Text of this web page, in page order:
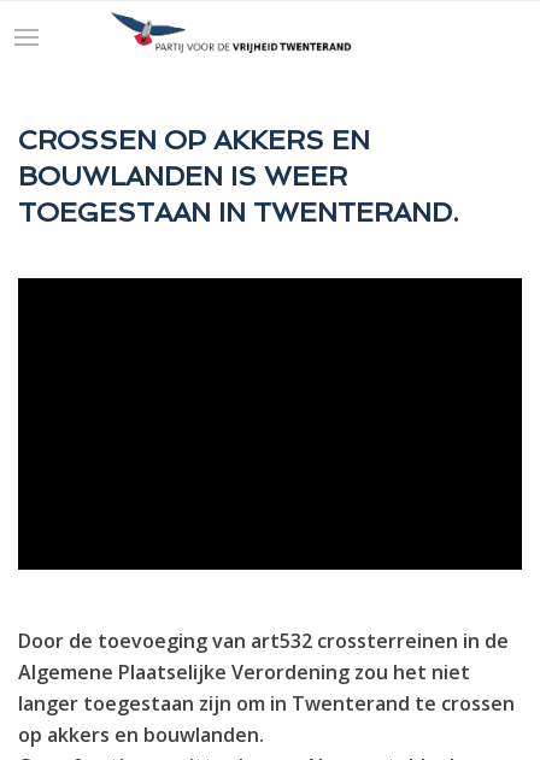
CROSSEN OP AKKERS EN
BOUWLANDEN IS WEER
TOEGESTAAN IN TWENTERAND.
Door de toevoeging van art532 crossterreinen in de
Algemene Plaatselijke Verordening zou het niet
langer toegestaan zijn om in Twenterand te crossen
op akkers en bouwlanden.